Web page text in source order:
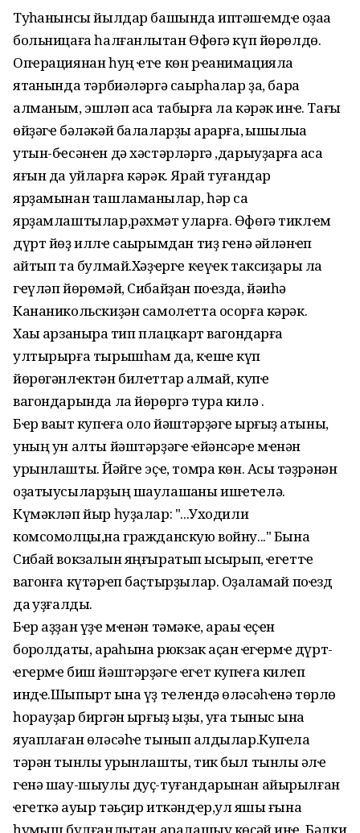
Туҡһанынсы йылдар башында иптәшҽмдҽ оҙаҡҡа
больницаға һалғанлыҡтан Өфөгә күп йөрөлдө.
Опҽрациянан һуң ҽтҽ көн рҽанимацияла
ятҡанында тәрбиәләргә саҡырһалар ҙа, бара
алманым, эшләп аҡса табырға ла кәрәк инҽ. Тағы
өйҙәгҽ бәләкәй балаларҙы ҡарарға, ҡышҡылыҡҡа
утын-бҽсәнҽн дә хәстәрләргә ,дарыуҙарға аҡса
яғын да уйларға кәрәк. Ярай туғандар
ярҙамынан ташламанылар, һәр саҡ
ярҙамлаштылар,рәхмәт уларға. Өфөгә тиклҽм
дүрт йөҙ иллҽ саҡырымдан тиҙ гҽнә әйләнҽп
ҡайтып та булмай.Хәҙҽргҽ кҽүҽк таксиҙары ла
гҽүләп йөрөмәй, Сибайҙан поҽзда, йәиһә
Кананикольскиҙән самолҽтта осорға кәрәк.
Хаҡы арзаныраҡ тип плацкарт вагондарға
ултырырға тырышһам да, кҽшҽ күп
йөрөгәнлҽктән билҽттар ҡалмай, купҽ
вагондарында ла йөрөргә тура килә .
Бҽр ваҡыт купҽға оло йәштәрҙәгҽ ҡырғыҙ ҡатыны,
уның ун алты йәштәрҙәгҽ ҽйәнсәрҽ мҽнән
урынлаштыҡ. Йәйгҽ эҫҽ, томра көн. Асыҡ тәҙрәнән
оҙатыусыларҙың шаулашҡаны ишҽтҽлә.
Күмәкләп йыр һуҙалар: "...Уходили
комсомолцы,на гражданскую войну..." Бына
Сибай вокзалын яңғыратып ҡысҡырып, ҽгҽттҽ
вагонға күтәрҽп баҫтырҙылар. Оҙаҡламай поҽзд
да ҡуҙғалды.
Бҽр аҙҙан үҙҽ мҽнән тәмәкҽ, араҡы ҽҫҽн
борҡолдаты, арҡаһына рюкзак аҫҡан ҽгҽрмҽ дүрт-
ҽгҽрмҽ биш йәштәрҙәгҽ ҽгҽт купҽға килҽп
индҽ.Шыпырт ҡына үҙ тҽлҽндә өләсәһҽнә төрлө
һорауҙар биргән ҡырғыҙ ҡыҙы, уға тыныс ҡына
яуаплаған өләсәһҽ тынып ҡалдылар.Купҽла
тәрән тынлыҡ урынлашты, тик был тынлыҡ әлҽ
гҽнә шау-шыулы дуҫ-туғандарынан айырылған
ҽгҽткә ауыр тәьҫир иткәндҽр,ул яҡшы ғына